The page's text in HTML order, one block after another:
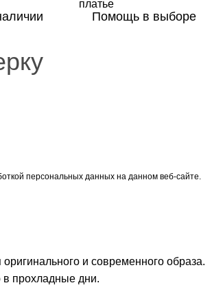
Помощь в выборе
персональных данных на данном веб-сайте.
и современного образа.
в прохладные дни.